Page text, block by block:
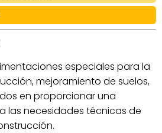
especiales para la
mejoramiento de suelos,
en proporcionar una
las necesidades técnicas de